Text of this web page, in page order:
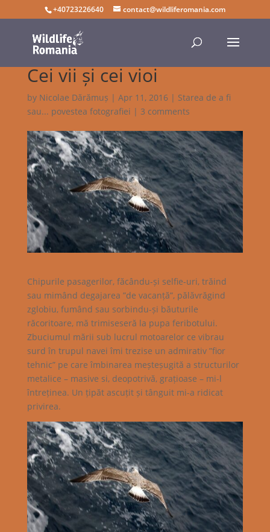
+40723226640 contact@wildliferomania.com
Cei vii și cei vioi
by Nicolae Dărămuș | Apr 11, 2016| Starea de a fi
sau... povestea fotografiei | 3 comments
Chipurile pasagerilor, făcându-și selfie-uri, trăind
sau mimând degajarea ”de vacanță”, pălăvrăgind
zglobiu, fumând sau sorbindu-și băuturile
răcoritoare, mă trimiseseră la pupa feribotului.
Zbuciumul mării sub lucrul motoarelor ce vibrau
surd în trupul navei îmi trezise un admirativ ”fior
tehnic” pe care îmbinarea meșteșugită a structurilor
metalice – masive si, deopotrivă, grațioase – mi-l
întreținea. Un țipăt ascuțit și tânguit mi-a ridicat
privirea.